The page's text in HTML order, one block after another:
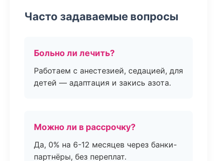
Часто задаваемые вопросы
Больно ли лечить?
Работаем с анестезией, седацией, для
детей — адаптация и закись азота.
Можно ли в рассрочку?
Да, 0% на 6-12 месяцев через банки-
партнёры, без переплат.